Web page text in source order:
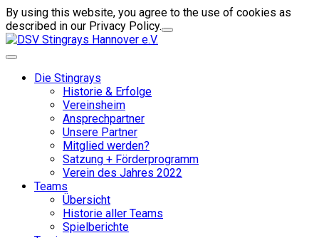
By using this website, you agree to the use of cookies as
described in our Privacy Policy.
Die Stingrays
Historie & Erfolge
Vereinsheim
Ansprechpartner
Unsere Partner
Mitglied werden?
Satzung + Förderprogramm
Verein des Jahres 2022
Teams
Übersicht
Historie aller Teams
Spielberichte